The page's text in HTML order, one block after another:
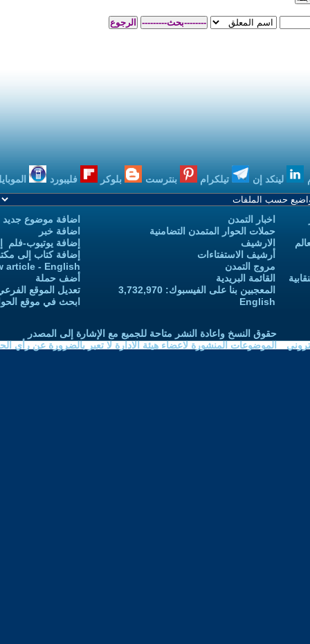
بنترست بلوكر فليبورد الموبايل بودكاست
التضامنية
اضافة خبر
إضافة يوتيوب-فلم إلى يوتيوب التمدن
Add new article - English
تعديل الموقع الفرعي للكاتب-ة
ابحث في موقع الحوار المتمدن
متاحة للجميع مع الإشارة إلى المصدر
هيئة الادارة لا تعبر بالضرورة عن رأي الحوار المتمدن